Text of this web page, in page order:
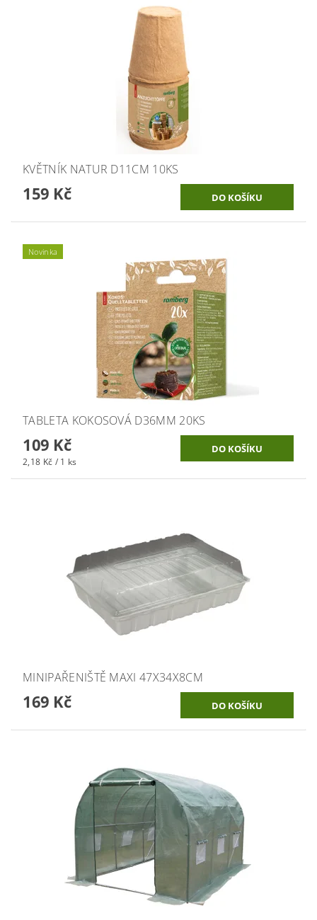
KVĚTNÍK NATUR D11CM 10KS
159 Kč
Novinka
TABLETA KOKOSOVÁ D36MM 20KS
109 Kč
2,18 Kč / 1 ks
MINIPAŘENIŠTĚ MAXI 47X34X8CM
169 Kč